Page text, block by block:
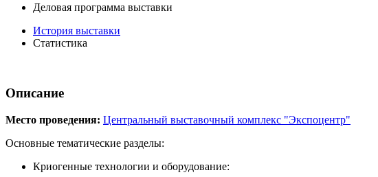
Деловая программа выставки
История выставки
Статистика
Описание
Место проведения: Центральный выставочный комплекс "Экспоцентр"
Основные тематические разделы:
Криогенные технологии и оборудование: